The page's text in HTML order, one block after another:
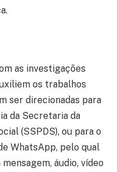
as investigações
os trabalhos
ser direcionadas para
da Secretaria da
(SSPDS), ou para o
WhatsApp, pelo qual
áudio, vídeo